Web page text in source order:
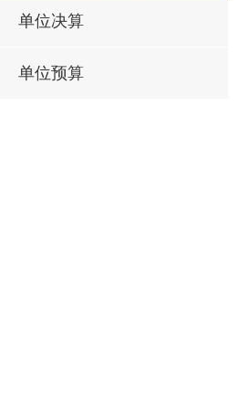
单位决算
单位预算